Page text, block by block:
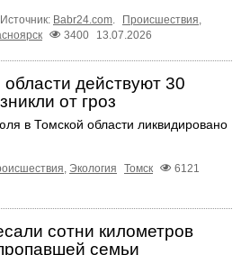
Источник: Babr24.com. Происшествия,
3400 13.07.2026
действуют 30
от гроз
в Томской области ликвидировано
, Экология Томск
6121
сотни километров
семьи